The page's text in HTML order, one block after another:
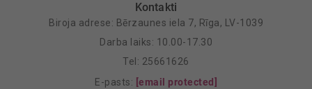
Kontakti
Biroja adrese: Bērzaunes iela 7, Rīga, LV-1039
Darba laiks: 10.00-17.30
Tel: 25661626
E-pasts: [email protected]